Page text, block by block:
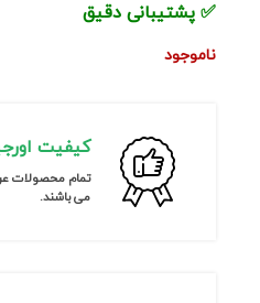
✅ پشتیبانی دقیق
ناموجود
کیفیت
تمام محصولات
می باشند.